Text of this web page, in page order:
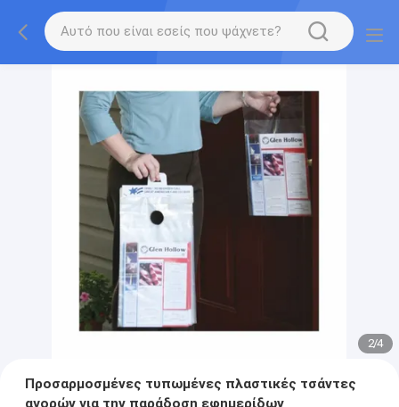
2/4
Προσαρμοσμένες τυπωμένες πλαστικές τσάντες